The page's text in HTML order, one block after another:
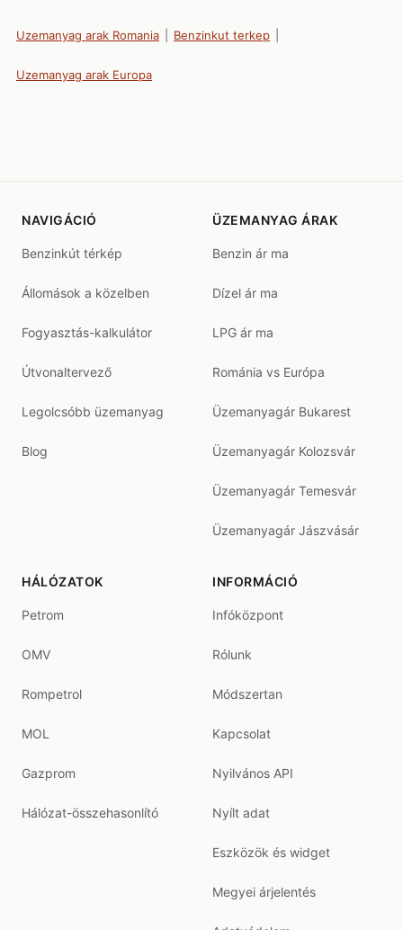
Uzemanyag arak Romania Benzinkut terkep
Uzemanyag arak Europa
NAVIGÁCIÓ
Benzinkút térkép
Állomások a közelben
Fogyasztás-kalkulátor
Útvonaltervező
Legolcsóbb üzemanyag
Blog
ÜZEMANYAG ÁRAK
Benzin ár ma
Dízel ár ma
LPG ár ma
Románia vs Európa
Üzemanyagár Bukarest
Üzemanyagár Kolozsvár
Üzemanyagár Temesvár
Üzemanyagár Jászvásár
HÁLÓZATOK
Petrom
OMV
Rompetrol
MOL
Gazprom
Hálózat-összehasonlító
INFORMÁCIÓ
Infóközpont
Rólunk
Módszertan
Kapcsolat
Nyilvános API
Nyílt adat
Eszközök és widget
Megyei árjelentés